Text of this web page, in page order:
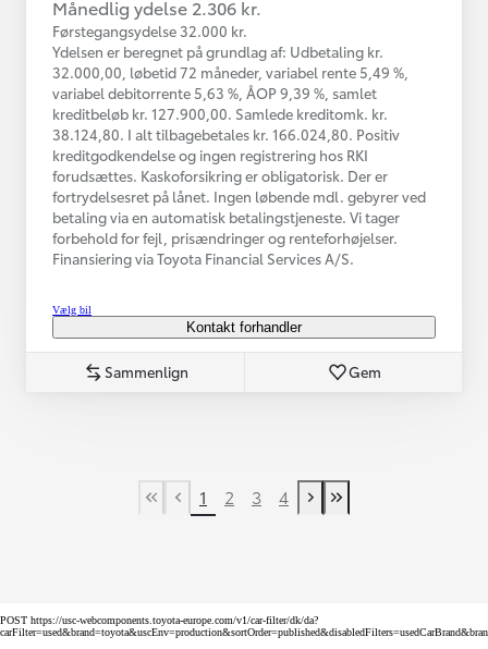
Månedlig ydelse 2.306 kr.
Førstegangsydelse 32.000 kr.
Ydelsen er beregnet på grundlag af: Udbetaling kr.
32.000,00, løbetid 72 måneder, variabel rente 5,49 %,
variabel debitorrente 5,63 %, ÅOP 9,39 %, samlet
kreditbeløb kr. 127.900,00. Samlede kreditomk. kr.
38.124,80. I alt tilbagebetales kr. 166.024,80. Positiv
kreditgodkendelse og ingen registrering hos RKI
forudsættes. Kaskoforsikring er obligatorisk. Der er
fortrydelsesret på lånet. Ingen løbende mdl. gebyrer ved
betaling via en automatisk betalingstjeneste. Vi tager
forbehold for fejl, prisændringer og renteforhøjelser.
Finansiering via Toyota Financial Services A/S.
Vælg bil
Kontakt forhandler
Sammenlign Gem
First Page
Tidligere side
1 2 3 4
Næste side
Last Page
POST https://usc-webcomponents.toyota-europe.com/v1/car-filter/dk/da?